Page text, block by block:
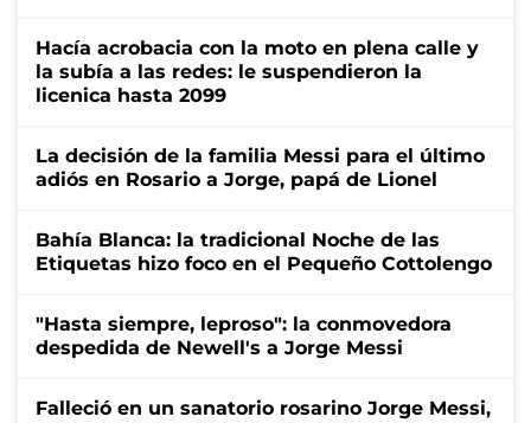
Hacía acrobacia con la moto en plena calle y
la subía a las redes: le suspendieron la
licenica hasta 2099
La decisión de la familia Messi para el último
adiós en Rosario a Jorge, papá de Lionel
Bahía Blanca: la tradicional Noche de las
Etiquetas hizo foco en el Pequeño Cottolengo
"Hasta siempre, leproso": la conmovedora
despedida de Newell's a Jorge Messi
Falleció en un sanatorio rosarino Jorge Messi,